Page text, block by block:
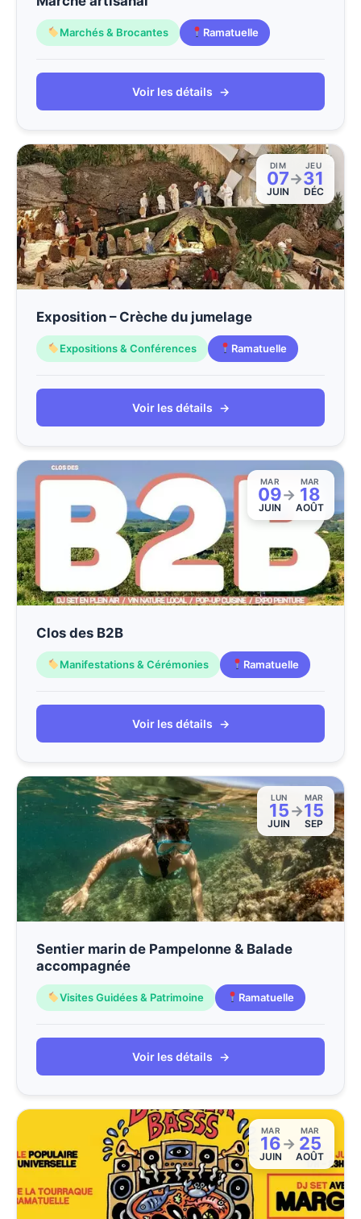
Marchés & Brocantes Ramatuelle
Voir les détails →
DIM
07
JUIN
→
JEU
31
DÉC
Exposition – Crèche du jumelage
Expositions & Conférences Ramatuelle
Voir les détails →
MAR
09
JUIN
→
MAR
18
AOÛT
Clos des B2B
Manifestations & Cérémonies Ramatuelle
Voir les détails →
LUN
15
JUIN
→
MAR
15
SEP
Sentier marin de Pampelonne & Balade
accompagnée
Visites Guidées & Patrimoine Ramatuelle
Voir les détails →
MAR
16
JUIN
→
MAR
25
AOÛT